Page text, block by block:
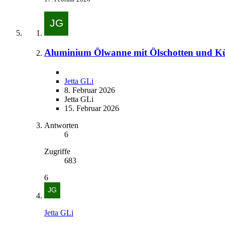
Aluminium Ölwanne mit Ölschotten und
Jetta GLi
8. Februar 2026
Jetta GLi
15. Februar 2026
Antworten
6
Zugriffe
683
6
Jetta GLi